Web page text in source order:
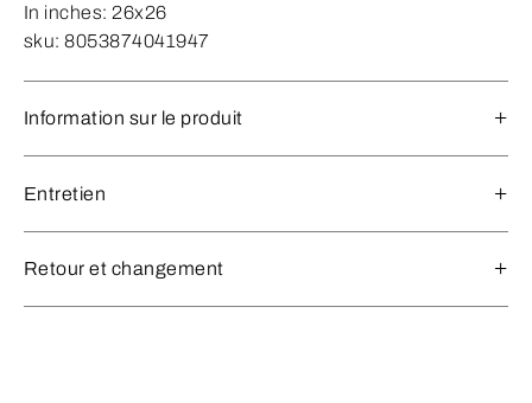
In inches: 26x26
sku: 8053874041947
Information sur le produit
Entretien
Retour et changement